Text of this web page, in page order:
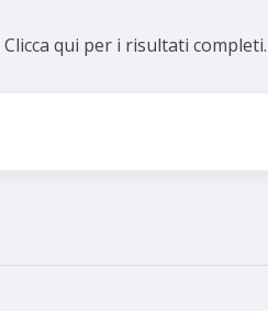
Clicca qui per i risultati completi.